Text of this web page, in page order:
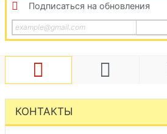
Подписаться на обновления
КОНТАКТЫ